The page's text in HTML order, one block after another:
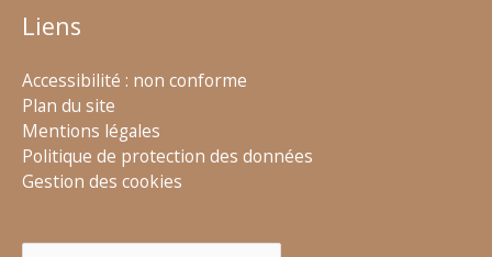
Liens
Accessibilité : non conforme
Plan du site
Mentions légales
Politique de protection des données
Gestion des cookies